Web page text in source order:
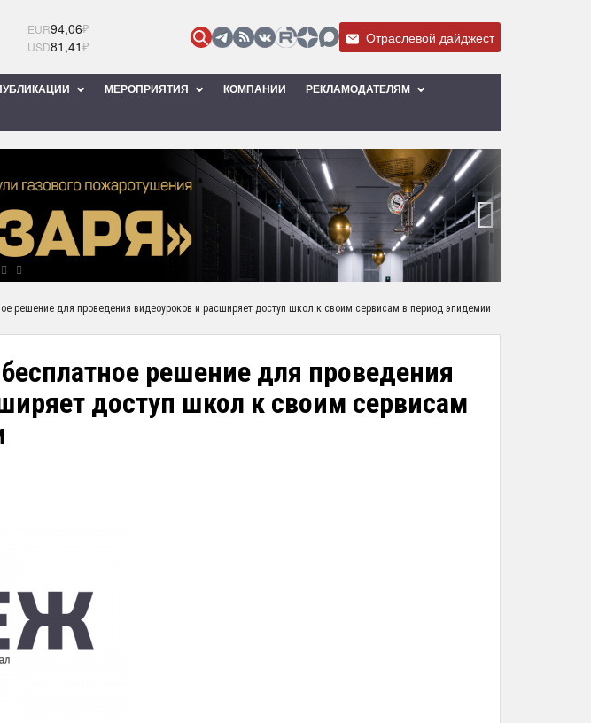
EUR94,06₽
USD81,41₽ Отраслевой дайджест
МЕРОПРИЯТИЯ КОМПАНИИ
РЕКЛАМОДАТЕЛЯМ
решение для проведения видеоуроков и расширяет доступ школ к своим сервисам в период эпидемии
решение для проведения
доступ школ к своим сервисам